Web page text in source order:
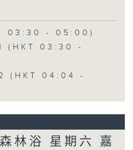
03:30 - 05:00)
(HKT 03:30 -
(HKT 04:04 -
林浴 星期六 嘉